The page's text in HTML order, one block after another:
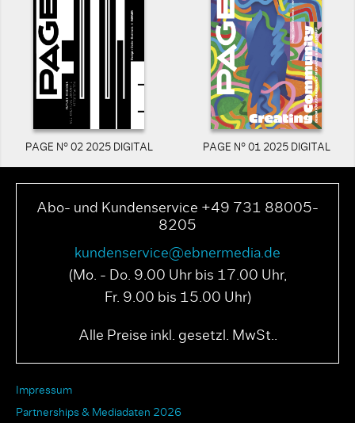
PAGE N° 02 2025 DIGITAL PAGE N° 01 2025 DIGITAL
Abo- und Kundenservice +49 731 88005-
8205
kundenservice@ebnermedia.de
(Mo. - Do. 9.00 Uhr bis 17.00 Uhr,
Fr. 9.00 bis 15.00 Uhr)
Alle Preise inkl. gesetzl. MwSt..
Impressum
Partnerships & Mediadaten 2026